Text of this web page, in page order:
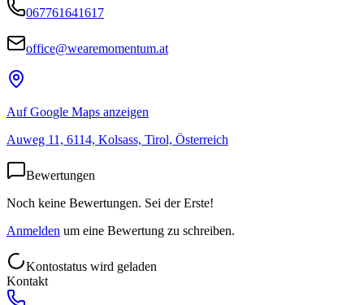
067761641617
office@wearemomentum.at
Auf Google Maps anzeigen
Auweg 11, 6114, Kolsass, Tirol, Österreich
Bewertungen
Noch keine Bewertungen. Sei der Erste!
Anmelden um eine Bewertung zu schreiben.
Kontostatus wird geladen
Kontakt